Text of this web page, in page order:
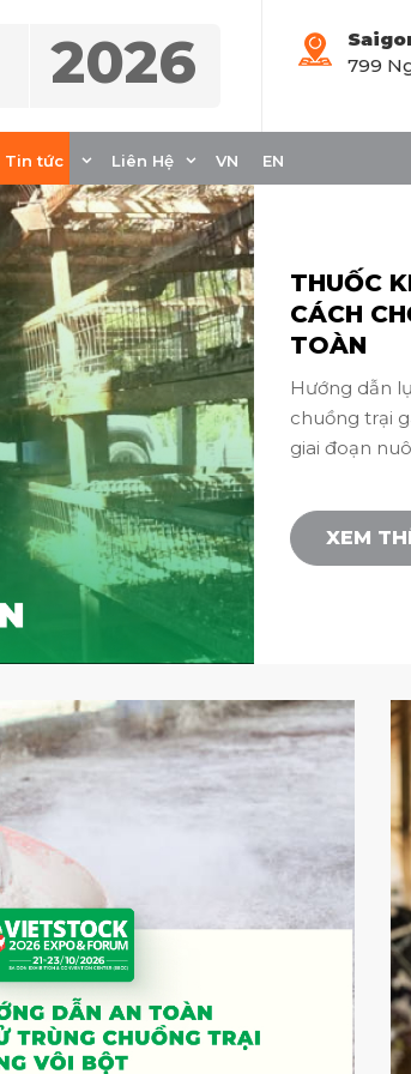
2026
799
Tin tức Liên Hệ VN EN
Tin ngành
THUỐC
CÁCH
TOÀN
Hướng dẫn
chuồng trại
giai đoạn
XEM